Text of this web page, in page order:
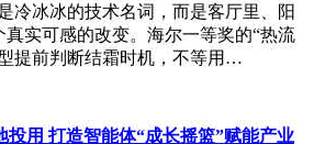
冷冰冰的技术名词，而是客厅里、阳
实可感的改变。海尔一等奖的“热流
提前判断结霜时机，不等用…
用 打造智能体“成长摇篮”赋能产业